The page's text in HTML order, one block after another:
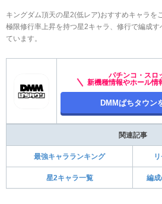
キングダム頂天の星2(低レア)おすすめキャラを
極限修行率上昇を持つ星2キャラ、修行で編成
ています。
パチンコ・スロ
新機種情報やホール情
DMMぱちタウン
関連記事
最強キャラランキング
星2キャラ一覧 編成